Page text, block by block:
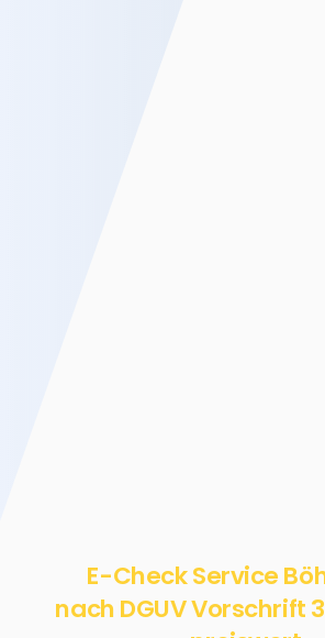
E-Check Service
nach DGUV Vorschrift